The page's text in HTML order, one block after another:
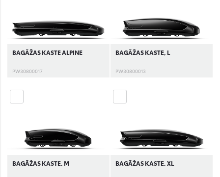
BAGĀŽAS KASTE ALPINE
PW30800017
BAGĀŽAS KASTE, L
PW30800013
BAGĀŽAS KASTE, M BAGĀŽAS KASTE, XL